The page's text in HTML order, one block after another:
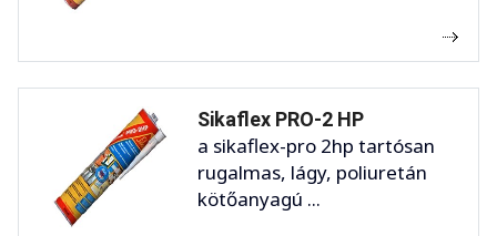
Sikaflex PRO-2 HP
a sikaflex-pro 2hp tartósan
rugalmas, lágy, poliuretán
kötőanyagú ...